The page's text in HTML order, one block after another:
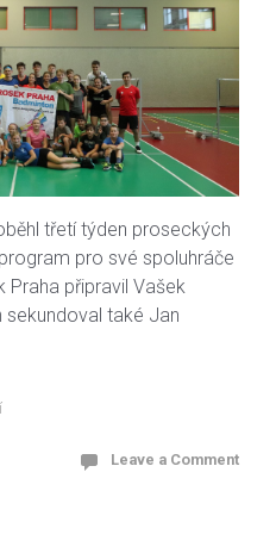
třetí týden proseckých
pro své spoluhráče
Praha připravil Vašek
sekundoval také Jan
Leave a Comment